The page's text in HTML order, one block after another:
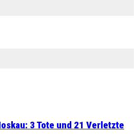
3 Tote und 21 Verletzte